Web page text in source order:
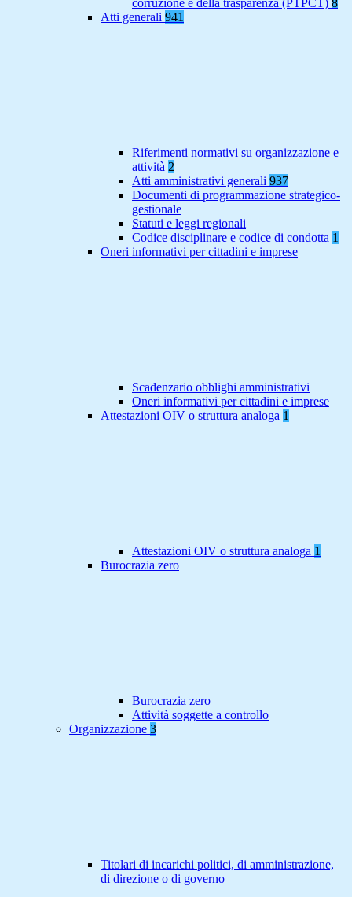
corruzione e della trasparenza (PTPCT) 8
Atti generali 941
Riferimenti normativi su organizzazione e
attività 2
Atti amministrativi generali 937
Documenti di programmazione strategico-
gestionale
Statuti e leggi regionali
Codice disciplinare e codice di condotta 1
Oneri informativi per cittadini e imprese
Scadenzario obblighi amministrativi
Oneri informativi per cittadini e imprese
Attestazioni OIV o struttura analoga 1
Attestazioni OIV o struttura analoga 1
Burocrazia zero
Burocrazia zero
Attività soggette a controllo
Organizzazione 3
Titolari di incarichi politici, di amministrazione,
di direzione o di governo